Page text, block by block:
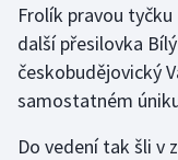
Olympijské hry
Parasport
Plavání
Frolík pravou
další přesilovka
českobudějovický
samostatném
Do vedení tak šli v